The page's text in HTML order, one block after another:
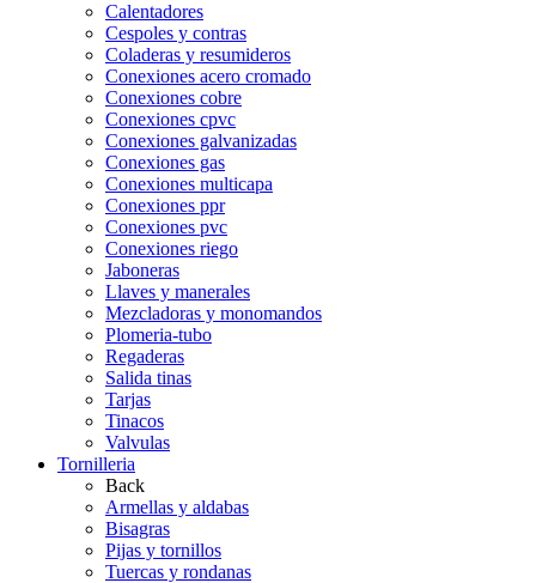
Calentadores
Cespoles y contras
Coladeras y resumideros
Conexiones acero cromado
Conexiones cobre
Conexiones cpvc
Conexiones galvanizadas
Conexiones gas
Conexiones multicapa
Conexiones ppr
Conexiones pvc
Conexiones riego
Jaboneras
Llaves y manerales
Mezcladoras y monomandos
Plomeria-tubo
Regaderas
Salida tinas
Tarjas
Tinacos
Valvulas
Tornilleria
Back
Armellas y aldabas
Bisagras
Pijas y tornillos
Tuercas y rondanas